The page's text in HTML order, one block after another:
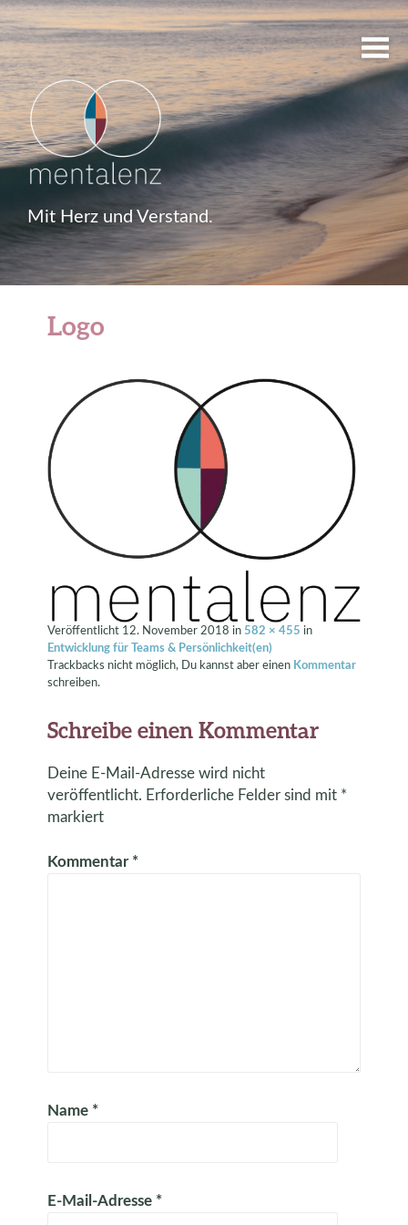
Mit Herz und Verstand.
Logo
Veröffentlicht 12. November 2018 in 582 × 455 in
Entwicklung für Teams & Persönlichkeit(en)
Trackbacks nicht möglich, Du kannst aber einen Kommentar
schreiben.
Schreibe einen Kommentar
Deine E-Mail-Adresse wird nicht
veröffentlicht. Erforderliche Felder sind mit *
markiert
Kommentar *
Name *
E-Mail-Adresse *